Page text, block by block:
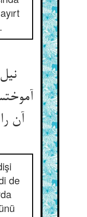
آن
de